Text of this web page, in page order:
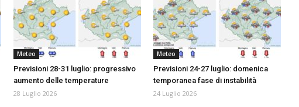
Meteo
Previsioni 28-31 luglio: progressivo
aumento delle temperature
28 Luglio 2026
Meteo
Previsioni 24-27 luglio: domenica
temporanea fase di instabilità
24 Luglio 2026